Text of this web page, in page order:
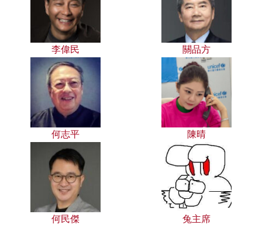
李偉民 關品方
何志平 陳晴
何民傑 兔主席